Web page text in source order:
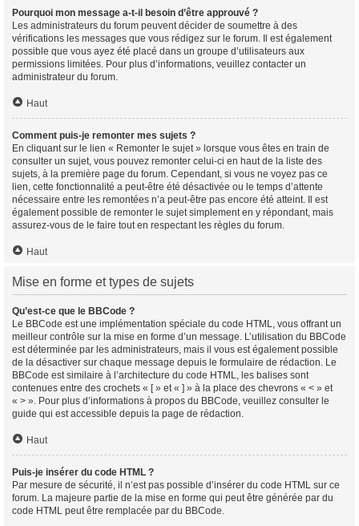
Pourquoi mon message a-t-il besoin d’être approuvé ?
Les administrateurs du forum peuvent décider de soumettre à des
vérifications les messages que vous rédigez sur le forum. Il est également
possible que vous ayez été placé dans un groupe d’utilisateurs aux
permissions limitées. Pour plus d’informations, veuillez contacter un
administrateur du forum.
Haut
Comment puis-je remonter mes sujets ?
En cliquant sur le lien « Remonter le sujet » lorsque vous êtes en train de
consulter un sujet, vous pouvez remonter celui-ci en haut de la liste des
sujets, à la première page du forum. Cependant, si vous ne voyez pas ce
lien, cette fonctionnalité a peut-être été désactivée ou le temps d’attente
nécessaire entre les remontées n’a peut-être pas encore été atteint. Il est
également possible de remonter le sujet simplement en y répondant, mais
assurez-vous de le faire tout en respectant les règles du forum.
Haut
Mise en forme et types de sujets
Qu’est-ce que le BBCode ?
Le BBCode est une implémentation spéciale du code HTML, vous offrant un
meilleur contrôle sur la mise en forme d’un message. L’utilisation du BBCode
est déterminée par les administrateurs, mais il vous est également possible
de la désactiver sur chaque message depuis le formulaire de rédaction. Le
BBCode est similaire à l’architecture du code HTML, les balises sont
contenues entre des crochets « [ » et « ] » à la place des chevrons « < » et
« > ». Pour plus d’informations à propos du BBCode, veuillez consulter le
guide qui est accessible depuis la page de rédaction.
Haut
Puis-je insérer du code HTML ?
Par mesure de sécurité, il n’est pas possible d’insérer du code HTML sur ce
forum. La majeure partie de la mise en forme qui peut être générée par du
code HTML peut être remplacée par du BBCode.